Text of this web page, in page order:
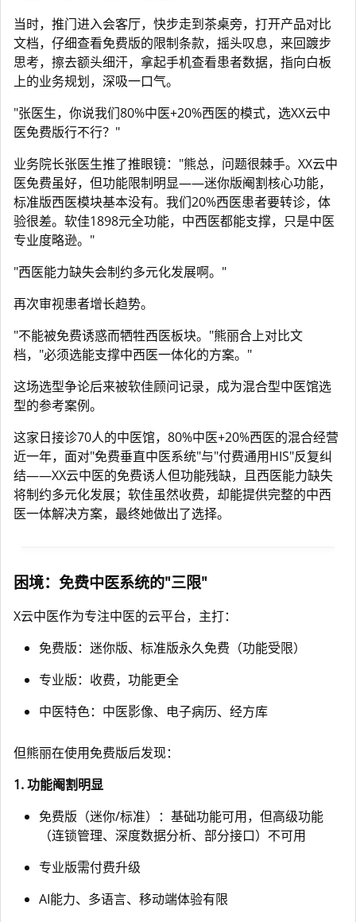
当时，推门进入会客厅，快步走到茶桌旁，打开产品对比
文档，仔细查看免费版的限制条款，摇头叹息，来回踱步
思考，擦去额头细汗，拿起手机查看患者数据，指向白板
上的业务规划，深吸一口气。
"张医生，你说我们80%中医+20%西医的模式，选XX云中
医免费版行不行？"
业务院长张医生推了推眼镜："熊总，问题很棘手。XX云中
医免费虽好，但功能限制明显——迷你版阉割核心功能，
标准版西医模块基本没有。我们20%西医患者要转诊，体
验很差。软佳1898元全功能，中西医都能支撑，只是中医
专业度略逊。"
"西医能力缺失会制约多元化发展啊。"
再次审视患者增长趋势。
"不能被免费诱惑而牺牲西医板块。"熊丽合上对比文
档，"必须选能支撑中西医一体化的方案。"
这场选型争论后来被软佳顾问记录，成为混合型中医馆选
型的参考案例。
这家日接诊70人的中医馆，80%中医+20%西医的混合经营
近一年，面对"免费垂直中医系统"与"付费通用HIS"反复纠
结——XX云中医的免费诱人但功能残缺，且西医能力缺失
将制约多元化发展；软佳虽然收费，却能提供完整的中西
医一体解决方案，最终她做出了选择。
困境：免费中医系统的"三限"
X云中医作为专注中医的云平台，主打：
免费版：迷你版、标准版永久免费（功能受限）
专业版：收费，功能更全
中医特色：中医影像、电子病历、经方库
但熊丽在使用免费版后发现：
1. 功能阉割明显
免费版（迷你/标准）：基础功能可用，但高级功能
（连锁管理、深度数据分析、部分接口）不可用
专业版需付费升级
AI能力、多语言、移动端体验有限